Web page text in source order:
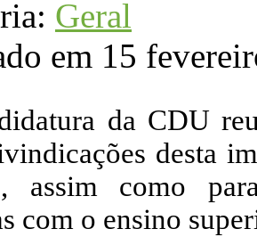
Geral
em 15
da CDU
desta
assim como
com o ensino